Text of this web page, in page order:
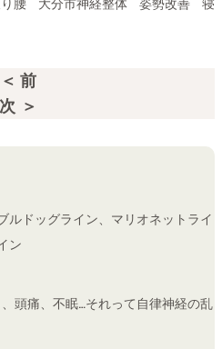
腰 大分市神経整体 姿勢改善
寝
＜ 前
次 ＞
ルドッグライン、マリオネットライ
ン
、頭痛、不眠…それって自律神経の乱